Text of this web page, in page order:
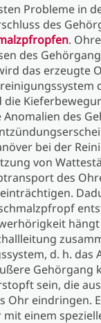
Probleme in
des
.
des
das erzeugte
die
des
bei der
von
des
d. h. das
Gehörgang
sein, die
Ohr eindringen.
mit einem